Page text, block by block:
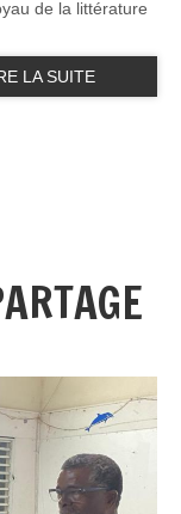
de la littérature
LA SUITE